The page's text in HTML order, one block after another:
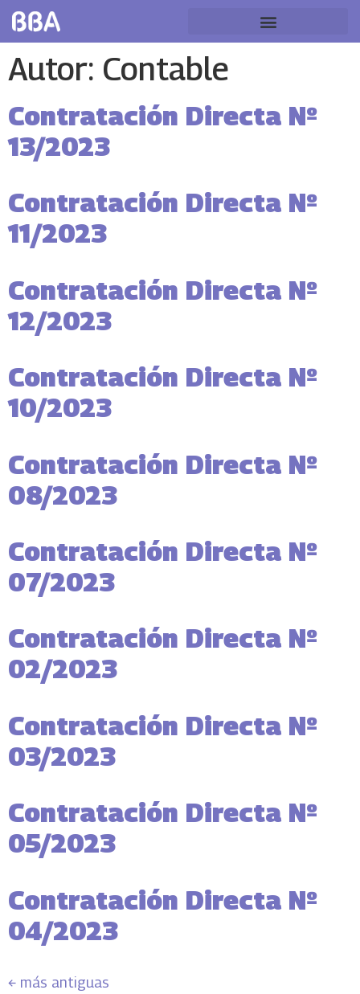
Autor: Contable
Contratación Directa Nº
13/2023
Contratación Directa Nº
11/2023
Contratación Directa Nº
12/2023
Contratación Directa Nº
10/2023
Contratación Directa Nº
08/2023
Contratación Directa Nº
07/2023
Contratación Directa Nº
02/2023
Contratación Directa Nº
03/2023
Contratación Directa Nº
05/2023
Contratación Directa Nº
04/2023
← más antiguas